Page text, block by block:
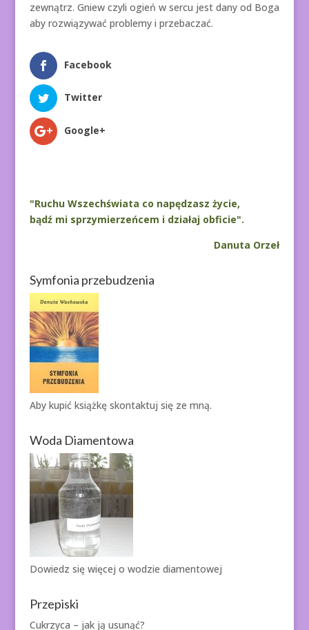
zewnątrz. Gniew czyli ogień w sercu jest dany od Boga
aby rozwiązywać problemy i przebaczać.
Facebook
Twitter
Google+
"Ruchu Wszechświata co napędzasz życie,
bądź mi sprzymierzeńcem i działaj obficie".
Danuta Orzeł
Symfonia przebudzenia
Aby kupić książkę skontaktuj się ze mną.
Woda Diamentowa
Dowiedz się więcej o wodzie diamentowej
Przepiski
Cukrzyca – jak ją usunąć?